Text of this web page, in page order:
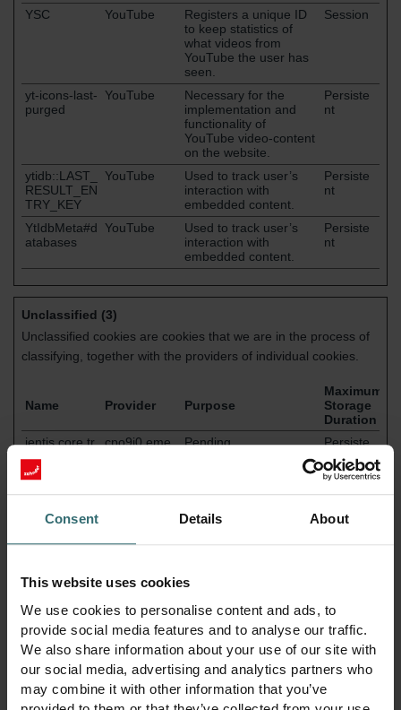
Consent Details About
This website uses cookies
We use cookies to personalise content and ads, to
provide social media features and to analyse our traffic.
We also share information about your use of our site with
our social media, advertising and analytics partners who
may combine it with other information that you’ve
YSC YouTube
Registers a unique ID
to keep statistics of
what videos from
YouTube the user has
seen.
Session
yt-icons-last-
purged
YouTube
Necessary for the
implementation and
functionality of
YouTube video-content
on the website.
Persiste
nt
ytidb::LAST_
RESULT_EN
TRY_KEY
YouTube
Used to track user’s
interaction with
embedded content.
Persiste
nt
YtIdbMeta#d
atabases
YouTube
Used to track user’s
interaction with
embedded content.
Persiste
nt
Unclassified (3)
Unclassified cookies are cookies that we are in the process of
classifying, together with the providers of individual cookies.
Name Provider Purpose
Maximum
Storage
Duration
jentis.core.tr
acker.rawdat
a-controller
cpo9i0.eme
Pending
Persiste
nt
jts-rw
zehndergrou Pending 1 year
caption-